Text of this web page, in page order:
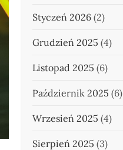
Styczeń 2026(2)
Grudzień 2025 (4)
Listopad 2025 (6)
Październik 2025 (6)
Wrzesień 2025 (4)
Sierpień 2025 (3)